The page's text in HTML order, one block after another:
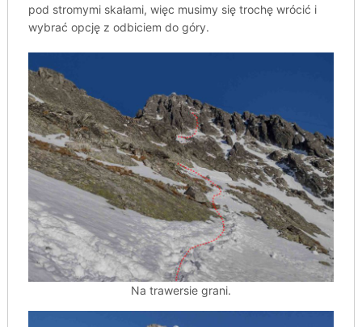
pod stromymi skałami, więc musimy się trochę wrócić i
wybrać opcję z odbiciem do góry.
Na trawersie grani.